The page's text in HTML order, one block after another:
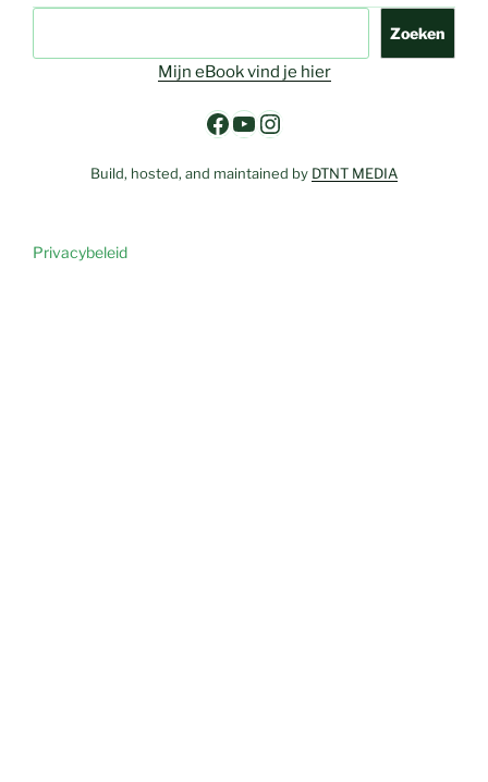
Zoeken
Mijn eBook vind je hier
Facebook
YouTube
Instagram
Build, hosted, and maintained by DTNT MEDIA
Privacybeleid